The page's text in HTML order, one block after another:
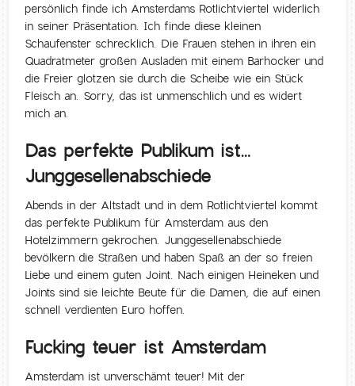
persönlich finde ich Amsterdams Rotlichtviertel widerlich
in seiner Präsentation. Ich finde diese kleinen
Schaufenster schrecklich. Die Frauen stehen in ihren ein
Quadratmeter großen Ausladen mit einem Barhocker und
die Freier glotzen sie durch die Scheibe wie ein Stück
Fleisch an. Sorry, das ist unmenschlich und es widert
mich an.
Das perfekte Publikum ist…
Junggesellenabschiede
Abends in der Altstadt und in dem Rotlichtviertel kommt
das perfekte Publikum für Amsterdam aus den
Hotelzimmern gekrochen. Junggesellenabschiede
bevölkern die Straßen und haben Spaß an der so freien
Liebe und einem guten Joint. Nach einigen Heineken und
Joints sind sie leichte Beute für die Damen, die auf einen
schnell verdienten Euro hoffen.
Fucking teuer ist Amsterdam
Amsterdam ist unverschämt teuer! Mit der